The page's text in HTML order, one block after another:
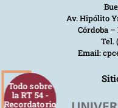
Todo sobre
la RT 54 -
Recordatorio
Av. Hipólito
Córdoba
Tel.
Email: